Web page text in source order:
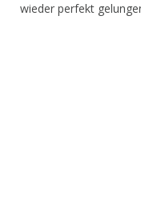
wieder perfekt